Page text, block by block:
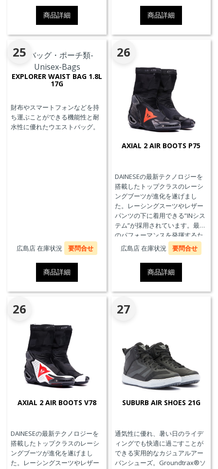
商品詳細 商品詳細
25
EXPLORER WAIST BAG 1.8L
17G
財布やスマートフォンなどを持
ち運ぶことができる機能性と耐
水性に優れたウエストバッグ。
広島店 在庫状況 要問合せ
商品詳細
26
AXIAL 2 AIR BOOTS P75
DAINESEの最新テクノロジーを
搭載したトップクラスのレーシ
ングブーツが進化を遂げまし
た。レーシングスーツやレザー
パンツの下に着用できる”INシス
テム”が採用されています。最高
のパフォーマンスを発揮するた
めに、ケブラーカーボンを使用
したAxial Distorsion Control
Systemテクノロジー、
Groundtrax®レーシングソー
ル、交換可能なマグネシウムス
ライダー、通気性を高めるパン
チングアッパーを採用していま
す。
広島店 在庫状況 要問合せ
商品詳細
26
AXIAL 2 AIR BOOTS V78
DAINESEの最新テクノロジーを
搭載したトップクラスのレーシ
ングブーツが進化を遂げまし
た。レーシングスーツやレザー
27
SUBURB AIR SHOES 21G
通気性に優れ、暑い日のライデ
ィングでも快適に過ごすことが
できる実用的なカジュアルアー
バンシューズ。Groundtrax®ソ